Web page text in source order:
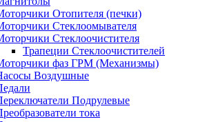
Отопителя (печки)
Стеклоомывателя
Стеклоочистителя
Трапеции Стеклоочистителей
фаз ГРМ (Механизмы)
Воздушные
Подрулевые
тока